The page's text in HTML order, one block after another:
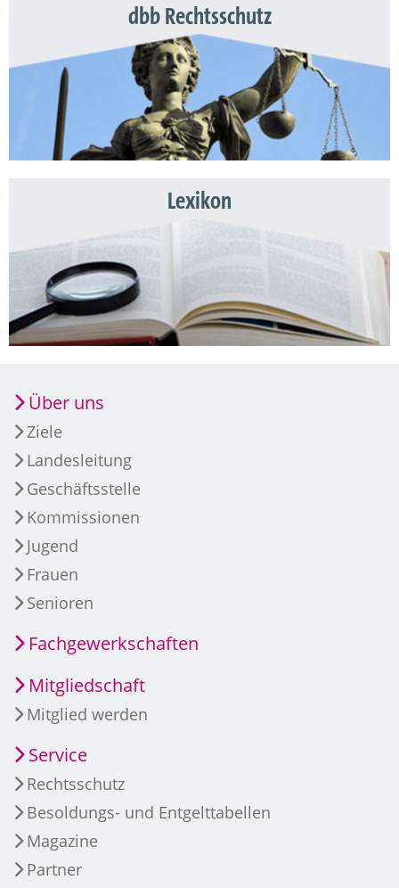
dbb Rechtsschutz
Lexikon
Über uns
Ziele
Landesleitung
Geschäftsstelle
Kommissionen
Jugend
Frauen
Senioren
Fachgewerkschaften
Mitgliedschaft
Mitglied werden
Service
Rechtsschutz
Besoldungs- und Entgelttabellen
Magazine
Partner